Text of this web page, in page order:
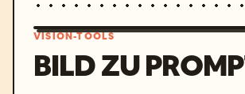
VISION-TOOLS
BILD ZU